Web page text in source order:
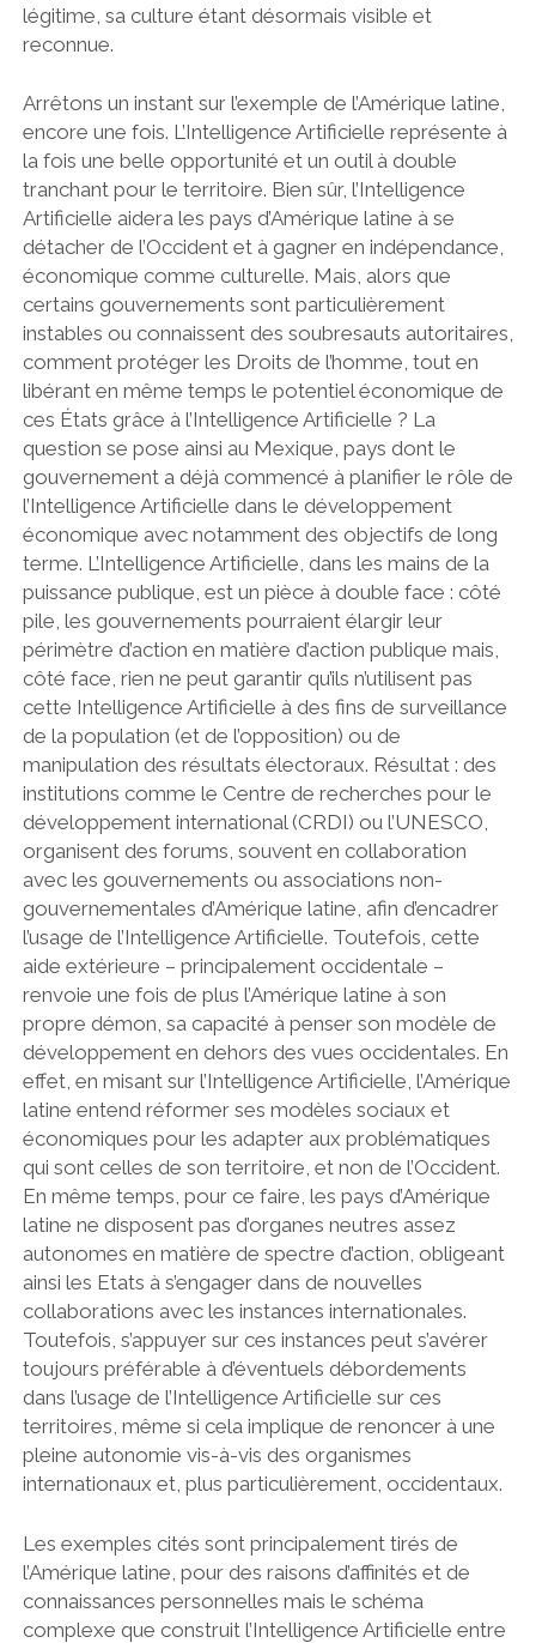
légitime, sa culture étant désormais visible et
reconnue.
Arrêtons un instant sur l’exemple de l’Amérique latine,
encore une fois. L’Intelligence Artificielle représente à
la fois une belle opportunité et un outil à double
tranchant pour le territoire. Bien sûr, l’Intelligence
Artificielle aidera les pays d’Amérique latine à se
détacher de l’Occident et à gagner en indépendance,
économique comme culturelle. Mais, alors que
certains gouvernements sont particulièrement
instables ou connaissent des soubresauts autoritaires,
comment protéger les Droits de l’homme, tout en
libérant en même temps le potentiel économique de
ces États grâce à l’Intelligence Artificielle ? La
question se pose ainsi au Mexique, pays dont le
gouvernement a déjà commencé à planifier le rôle de
l’Intelligence Artificielle dans le développement
économique avec notamment des objectifs de long
terme. L’Intelligence Artificielle, dans les mains de la
puissance publique, est un pièce à double face : côté
pile, les gouvernements pourraient élargir leur
périmètre d’action en matière d’action publique mais,
côté face, rien ne peut garantir qu’ils n’utilisent pas
cette Intelligence Artificielle à des fins de surveillance
de la population (et de l’opposition) ou de
manipulation des résultats électoraux. Résultat : des
institutions comme le Centre de recherches pour le
développement international (CRDI) ou l’UNESCO,
organisent des forums, souvent en collaboration
avec les gouvernements ou associations non-
gouvernementales d’Amérique latine, afin d’encadrer
l’usage de l’Intelligence Artificielle. Toutefois, cette
aide extérieure – principalement occidentale –
renvoie une fois de plus l’Amérique latine à son
propre démon, sa capacité à penser son modèle de
développement en dehors des vues occidentales. En
effet, en misant sur l’Intelligence Artificielle, l’Amérique
latine entend réformer ses modèles sociaux et
économiques pour les adapter aux problématiques
qui sont celles de son territoire, et non de l’Occident.
En même temps, pour ce faire, les pays d’Amérique
latine ne disposent pas d’organes neutres assez
autonomes en matière de spectre d’action, obligeant
ainsi les Etats à s’engager dans de nouvelles
collaborations avec les instances internationales.
Toutefois, s’appuyer sur ces instances peut s’avérer
toujours préférable à d’éventuels débordements
dans l’usage de l’Intelligence Artificielle sur ces
territoires, même si cela implique de renoncer à une
pleine autonomie vis-à-vis des organismes
internationaux et, plus particulièrement, occidentaux.
Les exemples cités sont principalement tirés de
l’Amérique latine, pour des raisons d’affinités et de
connaissances personnelles mais le schéma
complexe que construit l’Intelligence Artificielle entre